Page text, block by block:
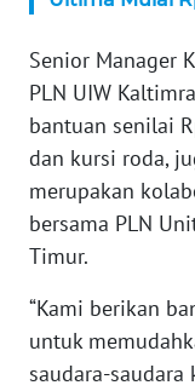
Senior Manager
PLN UIW
bantuan senilai
dan kursi roda,
merupakan
bersama PLN
Timur.
“Kami berikan
untuk
saudara-
WN
BANTEN
WN
NTT
WN
KEPRI
PAPUA